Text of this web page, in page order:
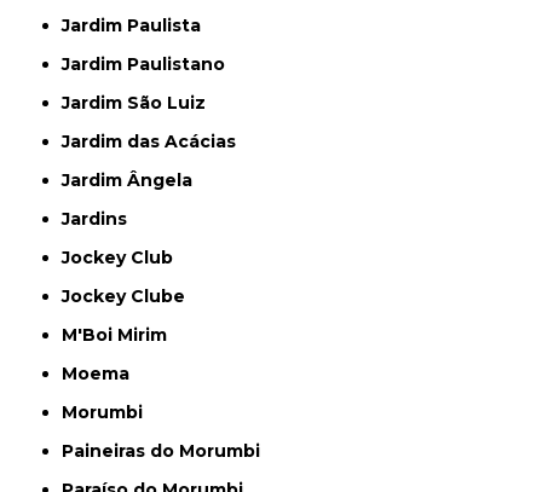
Jardim Paulista
Jardim Paulistano
Jardim São Luiz
Jardim das Acácias
Jardim Ângela
Jardins
Jockey Club
Jockey Clube
M'Boi Mirim
Moema
Morumbi
Paineiras do Morumbi